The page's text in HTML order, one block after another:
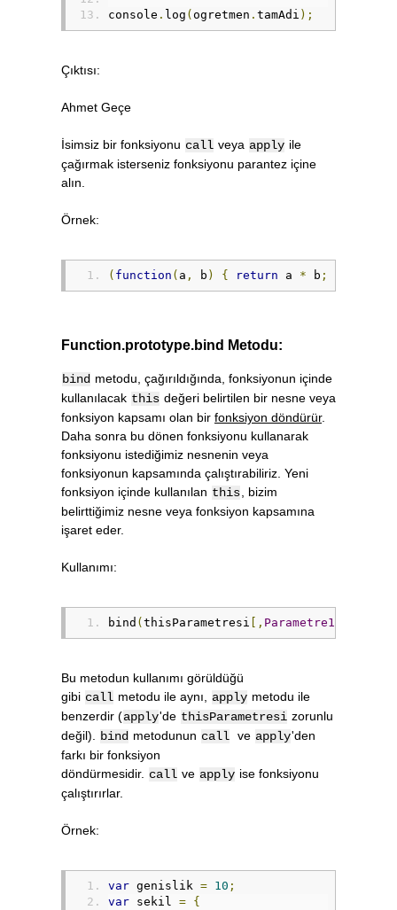
console . log ( ogretmen . tamAdi );
Çıktısı:
Ahmet Geçe
İsimsiz bir fonksiyonu call veya apply ile
çağırmak isterseniz fonksiyonu parantez içine
alın.
Örnek:
( function ( a , b ) { return a * b ;
Function.prototype.bind Metodu:
bind metodu, çağırıldığında, fonksiyonun içinde
kullanılacak this değeri belirtilen bir nesne veya
fonksiyon kapsamı olan bir fonksiyon döndürür.
Daha sonra bu dönen fonksiyonu kullanarak
fonksiyonu istediğimiz nesnenin veya
fonksiyonun kapsamında çalıştırabiliriz. Yeni
fonksiyon içinde kullanılan this , bizim
belirttiğimiz nesne veya fonksiyon kapsamına
işaret eder.
Kullanımı:
bind (thisParametresi [, Parametre1
Bu metodun kullanımı görüldüğü
gibi call metodu ile aynı, apply metodu ile
benzerdir (apply'de thisParametresi zorunlu
değil).
bind metodunun call ve apply'den
farkı bir fonksiyon
döndürmesidir. call ve apply ise fonksiyonu
çalıştırırlar.
Örnek:
var genislik = 10 ;
var sekil = {